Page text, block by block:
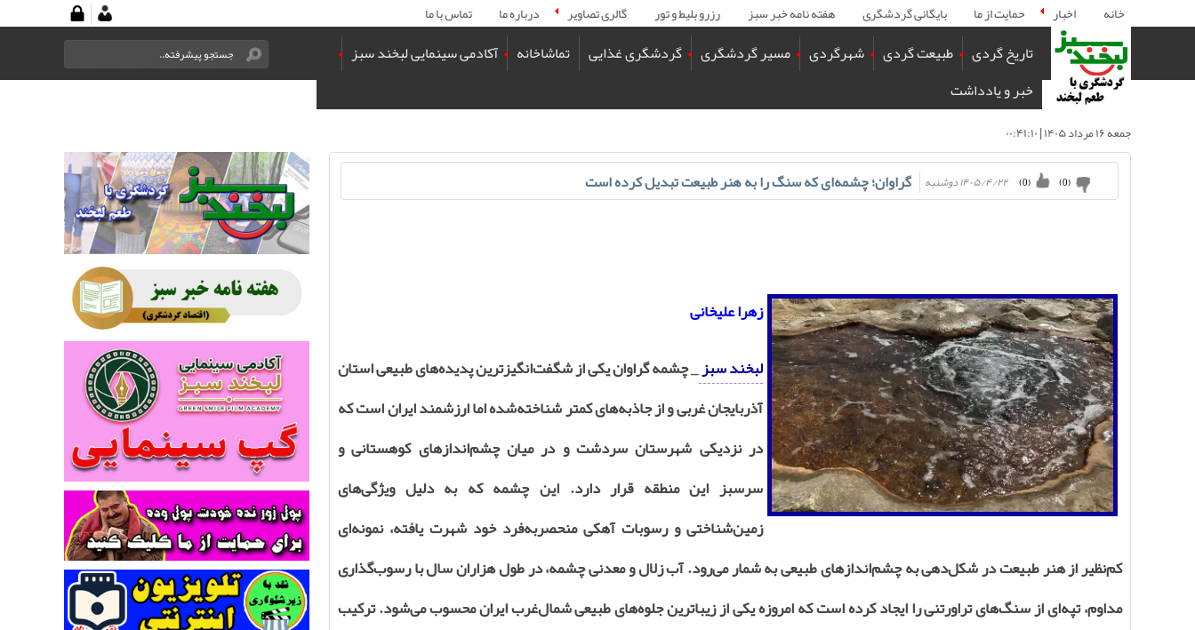
خانه اخبار حمایت از ما بایگانی گردشگری هفته نامه خبر سبز رزرو بلیط و تور گالری تصاویر درباره ما تماس با ما
تاریخ گردی طبیعت گردی شهرگردی مسیر گردشگری گردشگری غذایی تماشاخانه
آکادمی سینمایی لبخند سبز
خبر و یادداشت
جمعه ۱۶ مرداد ۱۴۰۵ | ۰۰:۴۱:۱۰
۱۴۰۵/۴/۲۲ دوشنبه (
0
) (
0
) گراوان؛ چشمه‌ای که سنگ را به هنر طبیعت تبدیل کرده است
زهرا علیخانی
لبخند سبز_ چشمه گراوان یکی از شگفت‌انگیزترین پدیده‌های طبیعی استان
آذربایجان غربی و از جاذبه‌های کمتر شناخته‌شده اما ارزشمند ایران است که
در نزدیکی شهرستان سردشت و در میان چشم‌اندازهای کوهستانی و
سرسبز این منطقه قرار دارد. این چشمه که به دلیل ویژگی‌های
زمین‌شناختی و رسوبات آهکی منحصربه‌فرد خود شهرت یافته، نمونه‌ای
کم‌نظیر از هنر طبیعت در شکل‌دهی به چشم‌اندازهای طبیعی به شمار می‌رود. آب زلال و معدنی چشمه، در طول هزاران سال با رسوب‌گذاری
مداوم، تپه‌ای از سنگ‌های تراورتنی را ایجاد کرده است که امروزه یکی از زیباترین جلوه‌های طبیعی شمال‌غرب ایران محسوب می‌شود. ترکیب